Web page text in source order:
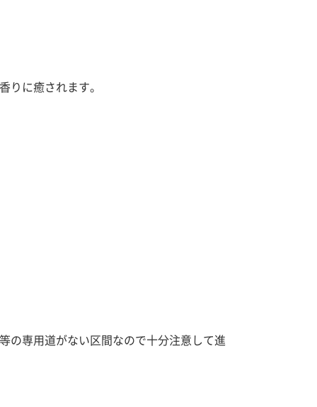
りに癒されます。
の専用道がない区間なので十分注意して進